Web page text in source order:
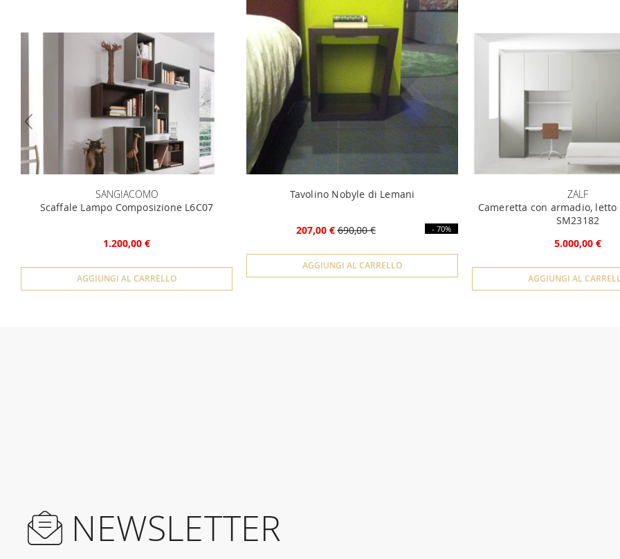
SANGIACOMO
Scaffale Lampo Composizione L6C07
1.200,00 €
AGGIUNGI AL CARRELLO
Tavolino Nobyle di Lemani
207,00 € 690,00 € - 70%
AGGIUNGI AL CARRELLO
ZALF
Cameretta con armadio, letto
SM23182
5.000,00 €
AGGIUNGI AL
NEWSLETTER